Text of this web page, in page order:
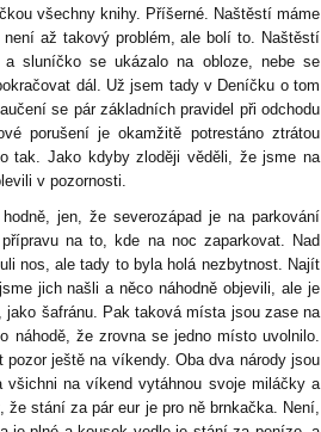
všechny knihy. Příšerné. Naštěstí máme
až takový problém, ale bolí to. Naštěstí
sluníčko se ukázalo na obloze, nebe se
dál. Už jsem tady v Deníčku o tom
se pár základních pravidel při odchodu
porušení je okamžitě potrestáno ztrátou
tak. Jako kdyby zloději věděli, že jsme na
v pozornosti.
jen, že severozápad je na parkování
na to, kde na noc zaparkovat. Nad
nos, ale tady to byla holá nezbytnost. Najít
jich našli a něco náhodně objevili, ale je
jako šafránu. Pak taková místa jsou zase na
náhodě, že zrovna se jedno místo uvolnilo.
ještě na víkendy. Oba dva národy jsou
na víkend vytáhnou svoje miláčky a
stání za pár eur je pro ně brnkačka. Není,